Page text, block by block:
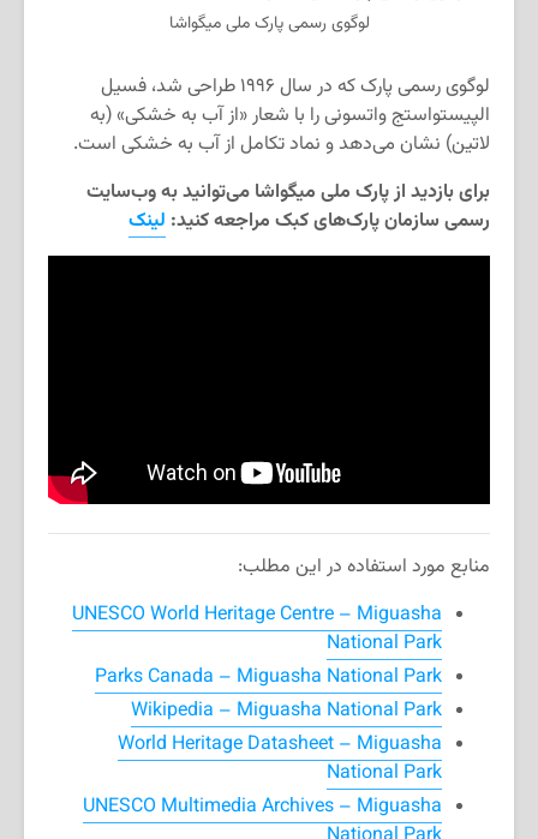
لوگوی رسمی پارک ملی میگواشا
لوگوی رسمی پارک که در سال ۱۹۹۶ طراحی شد، فسیل
الپیستواستج واتسونی را با شعار «از آب به خشکی» (به
لاتین) نشان می‌دهد و نماد تکامل از آب به خشکی است.
برای بازدید از پارک ملی میگواشا می‌توانید به وب‌سایت
رسمی سازمان پارک‌های کبک مراجعه کنید: لینک
منابع مورد استفاده در این مطلب:
UNESCO World Heritage Centre – Miguasha
National Park
Parks Canada – Miguasha National Park
Wikipedia – Miguasha National Park
World Heritage Datasheet – Miguasha
National Park
UNESCO Multimedia Archives – Miguasha